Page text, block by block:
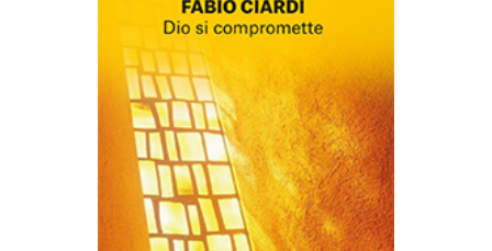
AGGIUNGI AL CARRELLO